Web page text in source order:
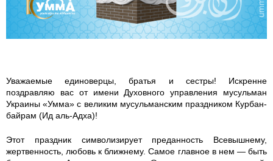
u
b
Уважаемые единоверцы, братья и сестры! Искренне
поздравляю вас от имени Духовного управления мусульман
Украины «Умма» с великим мусульманским праздником Курбан-
байрам (Ид аль-Адха)!
Этот праздник символизирует преданность Всевышнему,
жертвенность, любовь к ближнему. Самое главное в нем — быть